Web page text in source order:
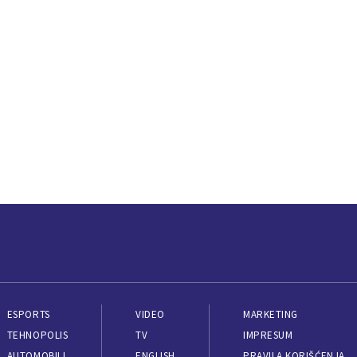
ESPORTS
TEHNOPOLIS
VIDEO
TV
MARKETING
IMPRESUM